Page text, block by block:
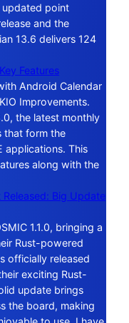
updated point
and the
13.6 delivers 124
Features
Android Calendar
Improvements.
the latest monthly
that form the
applications. This
along with the
Released: Big Update
1.1.0, bringing a
Rust-powered
officially released
exciting Rust-
update brings
the board, making